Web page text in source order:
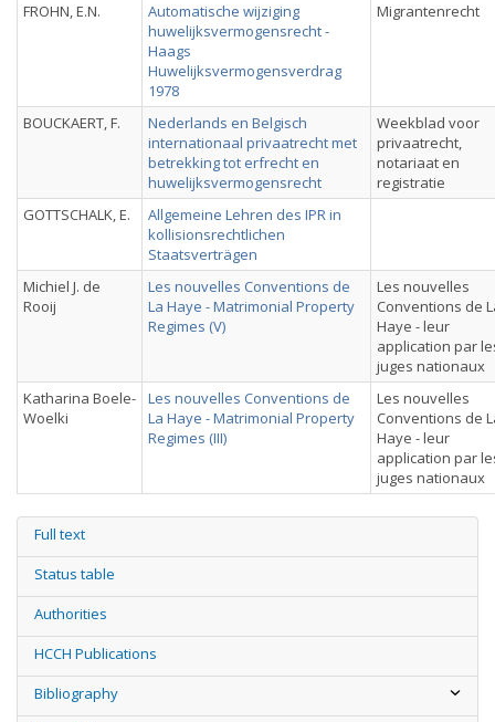
FROHN, E.N.
Automatische wijziging
huwelijksvermogensrecht -
Haags
Huwelijksvermogensverdrag
1978
Migrantenrecht
BOUCKAERT, F.
Nederlands en Belgisch
internationaal privaatrecht met
betrekking tot erfrecht en
huwelijksvermogensrecht
Weekblad voor
privaatrecht,
notariaat en
registratie
GOTTSCHALK, E.
Allgemeine Lehren des IPR in
kollisionsrechtlichen
Staatsverträgen
Michiel J. de
Rooij
Les nouvelles Conventions de
La Haye - Matrimonial Property
Regimes (V)
Les nouvelles
Conventions de
Haye - leur
application par
juges nationaux
Katharina Boele-
Woelki
Les nouvelles Conventions de
La Haye - Matrimonial Property
Regimes (III)
Les nouvelles
Conventions de
Haye - leur
application par
juges nationaux
Full text
Status table
Authorities
HCCH Publications
Bibliography